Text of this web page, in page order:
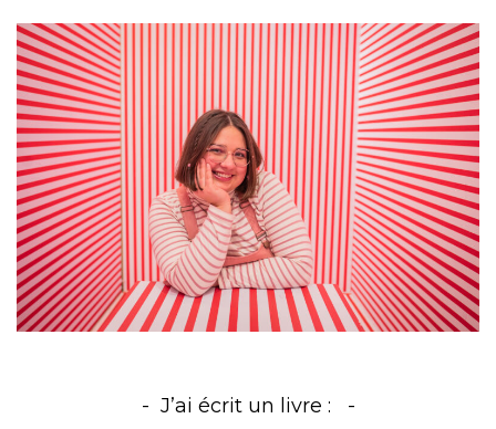
J’ai écrit un livre :